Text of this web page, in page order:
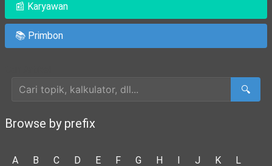
📰 Karyawan
📚 Primbon
🔍
Browse by prefix
A B C D E F G H I J K L